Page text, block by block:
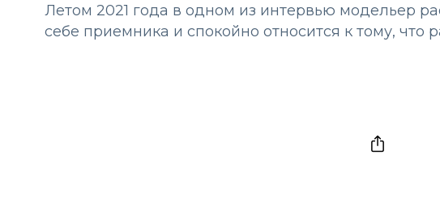
Летом 2021 года в одном из интервью модельер
себе приемника и спокойно относится к тому, что